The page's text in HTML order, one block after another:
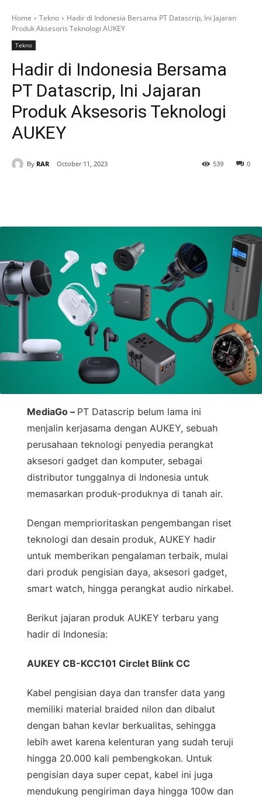
Home Tekno
Hadir di Indonesia Bersama PT Datascrip, Ini Jajaran
Produk Aksesoris Teknologi AUKEY
Tekno
Hadir di Indonesia Bersama
PT Datascrip, Ini Jajaran
Produk Aksesoris Teknologi
AUKEY
By RAR October 11, 2023 0
539
MediaGo – PT Datascrip belum lama ini
menjalin kerjasama dengan AUKEY, sebuah
perusahaan teknologi penyedia perangkat
aksesori gadget dan komputer, sebagai
distributor tunggalnya di Indonesia untuk
memasarkan produk-produknya di tanah air.
Dengan memprioritaskan pengembangan riset
teknologi dan desain produk, AUKEY hadir
untuk memberikan pengalaman terbaik, mulai
dari produk pengisian daya, aksesori gadget,
smart watch, hingga perangkat audio nirkabel.
Berikut jajaran produk AUKEY terbaru yang
hadir di Indonesia:
AUKEY CB-KCC101 Circlet Blink CC
Kabel pengisian daya dan transfer data yang
memiliki material braided nilon dan dibalut
dengan bahan kevlar berkualitas, sehingga
lebih awet karena kelenturan yang sudah teruji
hingga 20.000 kali pembengkokan. Untuk
pengisian daya super cepat, kabel ini juga
mendukung pengiriman daya hingga 100w dan